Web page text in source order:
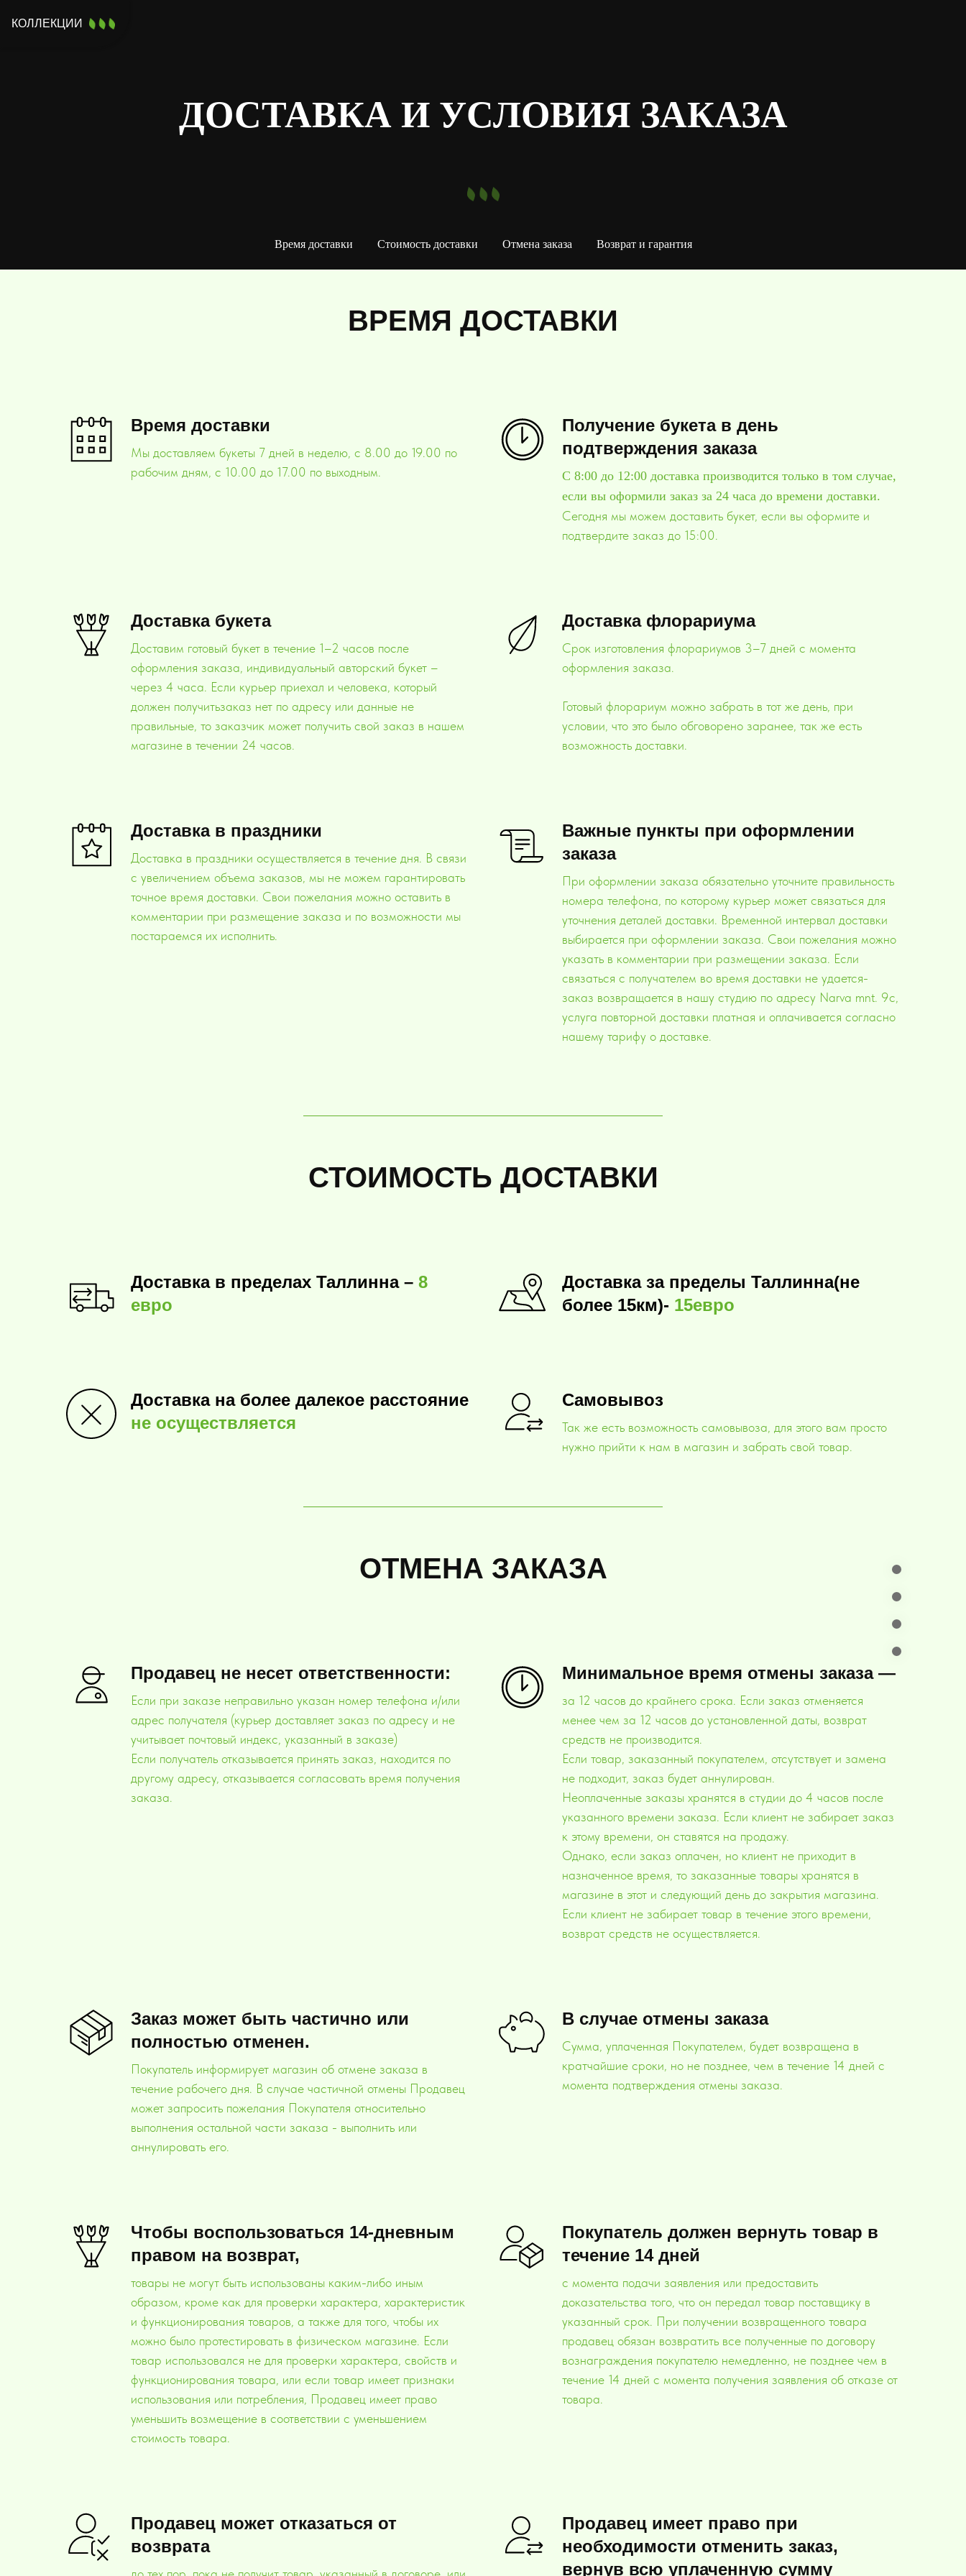
КОЛЛЕКЦИИ
ДОСТАВКА И УСЛОВИЯ ЗАКАЗА
Время доставки Стоимость доставки Отмена заказа Возврат и гарантия
ВРЕМЯ ДОСТАВКИ
Время доставки
Мы доставляем букеты 7 дней в неделю, с 8.00 до 19.00 по
рабочим дням, с 10.00 до 17.00 по выходным.
Получение букета в день
подтверждения заказа
C 8:00 до 12:00 доставка производится только в том случае,
если вы оформили заказ за 24 часа до времени доставки.
Сегодня мы можем доставить букет, если вы оформите и
подтвердите заказ до 15:00.
Доставка букета
Доставим готовый букет в течение 1–2 часов после
оформления заказа, индивидуальный авторский букет –
через 4 часа. Если курьер приехал и человека, который
должен получитьзаказ нет по адресу или данные не
правильные, то заказчик может получить свой заказ в нашем
магазине в течении 24 часов.
Доставка флорариума
Срок изготовления флорариумов 3–7 дней с момента
оформления заказа.
Готовый флорариум можно забрать в тот же день, при
условии, что это было обговорено заранее, так же есть
возможность доставки.
Доставка в праздники
Доставка в праздники осуществляется в течение дня. В связи
с увеличением объема заказов, мы не можем гарантировать
точное время доставки. Свои пожелания можно оставить в
комментарии при размещение заказа и по возможности мы
постараемся их исполнить.
Важные пункты при оформлении
заказа
При оформлении заказа обязательно уточните правильность
номера телефона, по которому курьер может связаться для
уточнения деталей доставки. Временной интервал доставки
выбирается при оформлении заказа. Свои пожелания можно
указать в комментарии при размещении заказа. Если
связаться с получателем во время доставки не удается-
заказ возвращается в нашу студию по адресу Narva mnt. 9c,
услуга повторной доставки платная и оплачивается согласно
нашему тарифу о доставке.
СТОИМОСТЬ ДОСТАВКИ
Доставка в пределах Таллинна – 8
евро
Доставка за пределы Таллинна(не
более 15км)- 15евро
Доставка на более далекое расстояние
не осуществляется
Самовывоз
Так же есть возможность самовывоза, для этого вам просто
нужно прийти к нам в магазин и забрать свой товар.
ОТМЕНА ЗАКАЗА
Продавец не несет ответственности:
Если при заказе неправильно указан номер телефона и/или
адрес получателя (курьер доставляет заказ по адресу и не
учитывает почтовый индекс, указанный в заказе)
Если получатель отказывается принять заказ, находится по
другому адресу, отказывается согласовать время получения
заказа.
Минимальное время отмены заказа —
за 12 часов до крайнего срока. Если заказ отменяется
менее чем за 12 часов до установленной даты, возврат
средств не производится.
Если товар, заказанный покупателем, отсутствует и замена
не подходит, заказ будет аннулирован.
Неоплаченные заказы хранятся в студии до 4 часов после
указанного времени заказа. Если клиент не забирает заказ
к этому времени, он ставятся на продажу.
Однако, если заказ оплачен, но клиент не приходит в
назначенное время, то заказанные товары хранятся в
магазине в этот и следующий день до закрытия магазина.
Если клиент не забирает товар в течение этого времени,
возврат средств не осуществляется.
Заказ может быть частично или
полностью отменен.
Покупатель информирует магазин об отмене заказа в
течение рабочего дня. В случае частичной отмены Продавец
может запросить пожелания Покупателя относительно
выполнения остальной части заказа - выполнить или
аннулировать его.
В случае отмены заказа
Сумма, уплаченная Покупателем, будет возвращена в
кратчайшие сроки, но не позднее, чем в течение 14 дней с
момента подтверждения отмены заказа.
Чтобы воспользоваться 14-дневным
правом на возврат,
товары не могут быть использованы каким-либо иным
образом, кроме как для проверки характера, характеристик
и функционирования товаров, а также для того, чтобы их
можно было протестировать в физическом магазине. Если
товар использовался не для проверки характера, свойств и
функционирования товара, или если товар имеет признаки
использования или потребления, Продавец имеет право
уменьшить возмещение в соответствии с уменьшением
стоимость товара.
Покупатель должен вернуть товар в
течение 14 дней
с момента подачи заявления или предоставить
доказательства того, что он передал товар поставщику в
указанный срок. При получении возвращенного товара
продавец обязан возвратить все полученные по договору
вознаграждения покупателю немедленно, не позднее чем в
течение 14 дней с момента получения заявления об отказе от
товара.
Продавец может отказаться от
возврата
Продавец имеет право при
необходимости отменить заказ,
вернув всю уплаченную сумму